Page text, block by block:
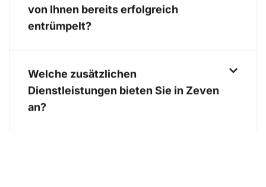
von Ihnen bereits erfolgreich
entrümpelt?
Welche zusätzlichen
Dienstleistungen bieten Sie in Zeven
an?